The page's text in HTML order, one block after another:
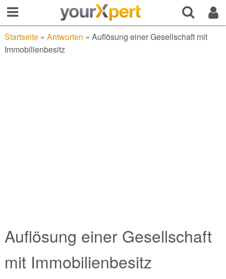
Startseite» Antworten » Auflösung einer Gesellschaft mit
Immobilienbesitz
Auflösung einer Gesellschaft
mit Immobilienbesitz